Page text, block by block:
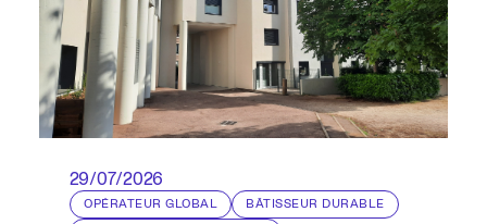
29/07/2026
OPÉRATEUR GLOBAL
BÂTISSEUR DURABLE